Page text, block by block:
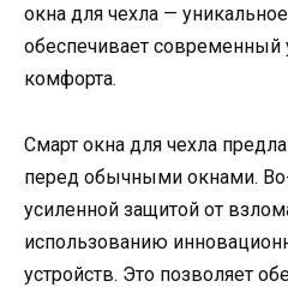
окна для чехла —
обеспечивает
комфорта.
Смарт окна для чехла
перед обычными окнами.
усиленной защитой от
использованию
устройств. Это позволяет